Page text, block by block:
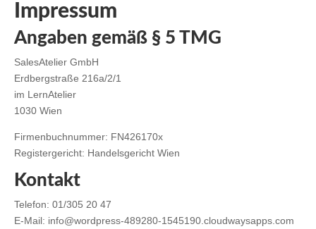
Impressum
Angaben gemäß § 5 TMG
SalesAtelier GmbH
Erdbergstraße 216a/2/1
im LernAtelier
1030 Wien
Firmenbuchnummer: FN426170x
Registergericht: Handelsgericht Wien
Kontakt
Telefon: 01/305 20 47
E-Mail: info@wordpress-489280-1545190.cloudwaysapps.com